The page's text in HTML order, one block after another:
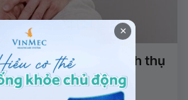
hưởng tới quá trình thụ
×